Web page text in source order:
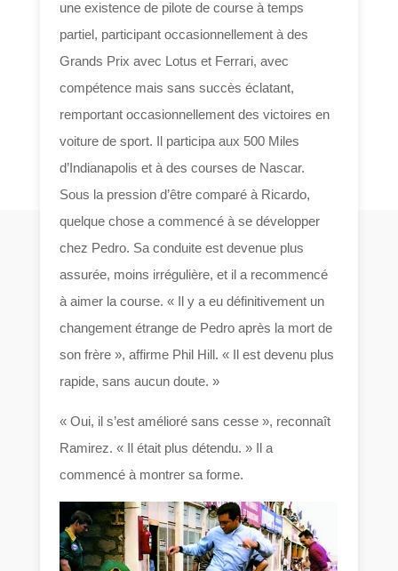
une existence de pilote de course à temps
partiel, participant occasionnellement à des
Grands Prix avec Lotus et Ferrari, avec
compétence mais sans succès éclatant,
remportant occasionnellement des victoires en
voiture de sport. Il participa aux 500 Miles
d’Indianapolis et à des courses de Nascar.
Sous la pression d’être comparé à Ricardo,
quelque chose a commencé à se développer
chez Pedro. Sa conduite est devenue plus
assurée, moins irrégulière, et il a recommencé
à aimer la course. « Il y a eu définitivement un
changement étrange de Pedro après la mort de
son frère », affirme Phil Hill. « Il est devenu plus
rapide, sans aucun doute. »
« Oui, il s’est amélioré sans cesse », reconnaît
Ramirez. « Il était plus détendu. » Il a
commencé à montrer sa forme.